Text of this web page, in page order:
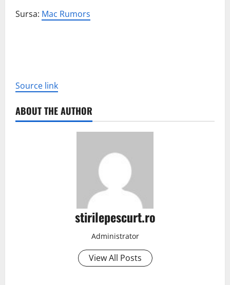
Sursa: Mac Rumors
Source link
ABOUT THE AUTHOR
stirilepescurt.ro
Administrator
View All Posts